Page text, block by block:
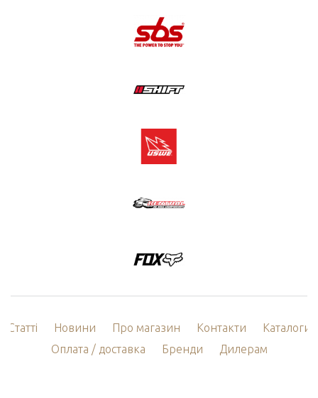
Статті Новини Про магазин Контакти
Каталоги
Оплата / доставка
Бренди Дилерам